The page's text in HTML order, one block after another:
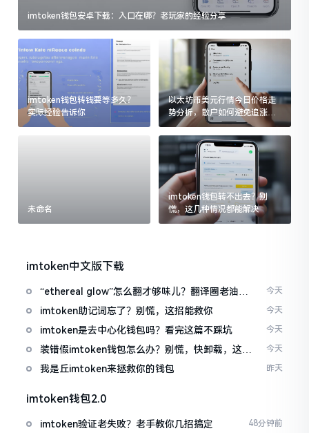
imtoken钱包安卓下载：入口在哪？老玩家的经验分享
imtoken钱包转钱要等多久？
实际经验告诉你
以太坊币美元行情今日价格走
势分析，散户如何避免追涨杀
跌被套牢
未命名
imtoken钱包转不出去？别
慌，这几种情况都能解决
imtoken中文版下载
“ethereal glow”怎么翻才够味儿？翻译圈老油条
的私房话
今天
imtoken助记词忘了？别慌，这招能救你 今天
imtoken是去中心化钱包吗？看完这篇不踩坑 今天
装错假imtoken钱包怎么办？别慌，快卸载，这几
招能救急
今天
我是丘imtoken来拯救你的钱包 昨天
imtoken钱包2.0
imtoken验证老失败？老手教你几招搞定 48分钟前